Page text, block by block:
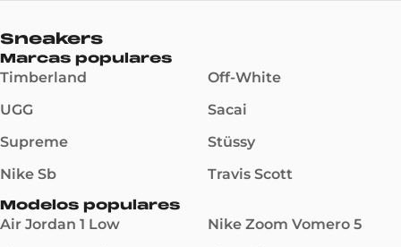
Sneakers
Marcas populares
Timberland
UGG
Supreme
Nike Sb
Off-White
Sacai
Stüssy
Travis Scott
Modelos populares
Air Jordan 1 Low
Nike Zoom Vomero 5